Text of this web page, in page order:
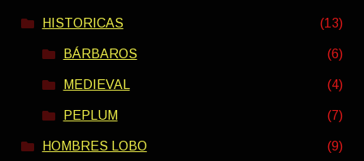
HISTORICAS (13)
BÁRBAROS (6)
MEDIEVAL (4)
PEPLUM (7)
HOMBRES LOBO (9)